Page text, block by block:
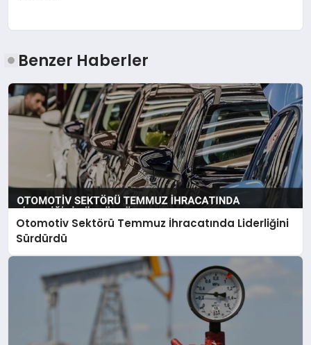
Benzer Haberler
Otomotiv Sektörü Temmuz İhracatında Liderliğini
Sürdürdü